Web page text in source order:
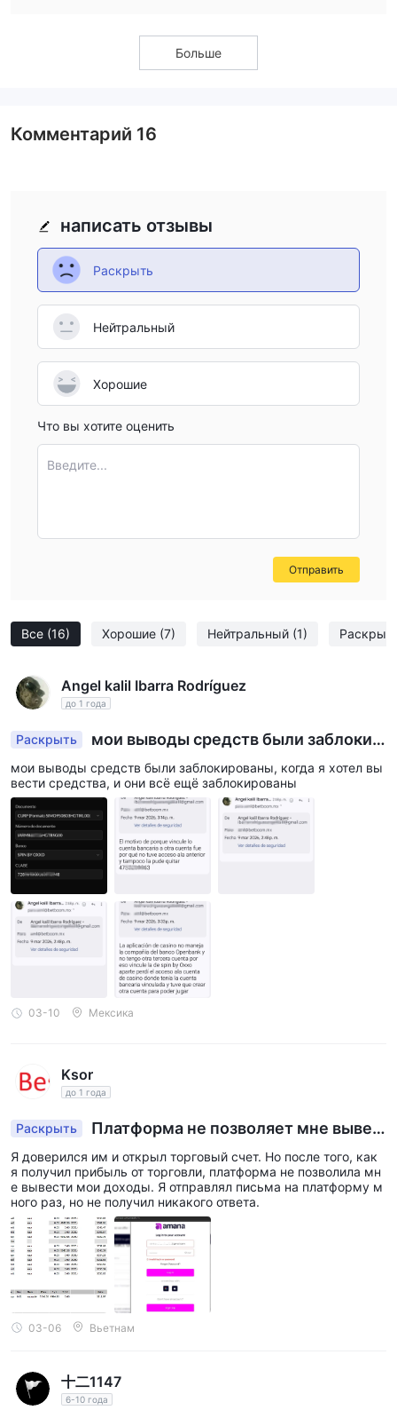
Больше
Все (16) Хорошие (7) Нейтральный (1)
Angel kalil Ibarra Rodríguez
до 1 года
Раскрыть
мои выводы средств были заблокир
мои выводы средств были заблокированы, когда я хотел вы
вести средства, и они всё ещё заблокированы
03-10 Мексика
Ksor
до 1 года
Раскрыть
Платформа не позволяет мне вывес
ти мои деньги
Я доверился им и открыл торговый счет. Но после того, как
я получил прибыль от торговли, платформа не позволила мн
е вывести мои доходы. Я отправлял письма на платформу м
ного раз, но не получил никакого ответа.
03-06 Вьетнам
十二1147
6-10 года
написать отзывы
Раскрыть
Нейтральный
Хорошие
Что вы хотите оценить
Введите...
Отправить
Комментарий 16